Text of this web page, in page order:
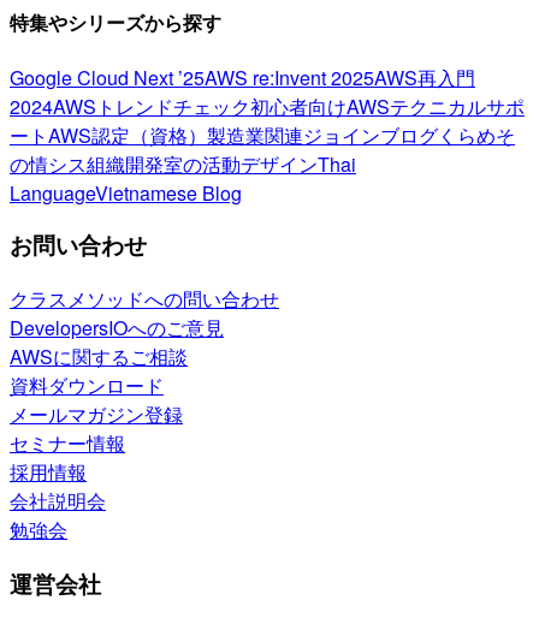
特集やシリーズから探す
Google Cloud Next ’25AWS re:Invent 2025AWS再入門
2024AWSトレンドチェック初心者向けAWSテクニカルサポ
ートAWS認定（資格） 製造業関連ジョインブログくらめそ
の情シス組織開発室の活動デザインThai
LanguageVietnamese Blog
お問い合わせ
クラスメソッドへの問い合わせ
DevelopersIOへのご意見
AWSに関するご相談
資料ダウンロード
メールマガジン登録
セミナー情報
採用情報
会社説明会
勉強会
運営会社